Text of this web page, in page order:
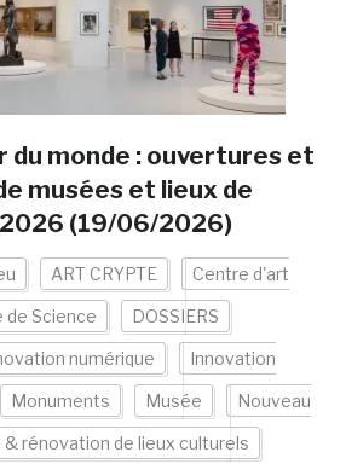
du monde : ouvertures et
musées et lieux de
(19/06/2026)
ART CRYPTE Centre d'art
de Science DOSSIERS
numérique Innovation
Monuments Musée Nouveau
rénovation de lieux culturels